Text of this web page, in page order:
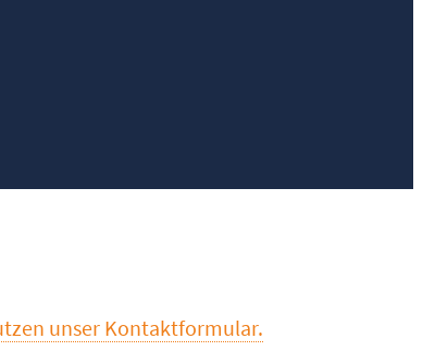
unser Kontaktformular.